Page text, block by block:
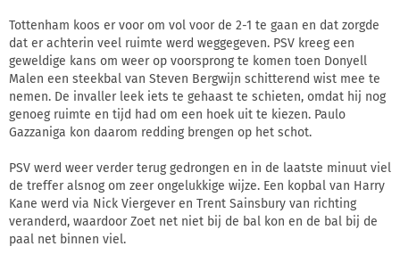
Tottenham koos er voor om vol voor de 2-1 te gaan en dat zorgde
dat er achterin veel ruimte werd weggegeven. PSV kreeg een
geweldige kans om weer op voorsprong te komen toen Donyell
Malen een steekbal van Steven Bergwijn schitterend wist mee te
nemen. De invaller leek iets te gehaast te schieten, omdat hij nog
genoeg ruimte en tijd had om een hoek uit te kiezen. Paulo
Gazzaniga kon daarom redding brengen op het schot.
PSV werd weer verder terug gedrongen en in de laatste minuut viel
de treffer alsnog om zeer ongelukkige wijze. Een kopbal van Harry
Kane werd via Nick Viergever en Trent Sainsbury van richting
veranderd, waardoor Zoet net niet bij de bal kon en de bal bij de
paal net binnen viel.